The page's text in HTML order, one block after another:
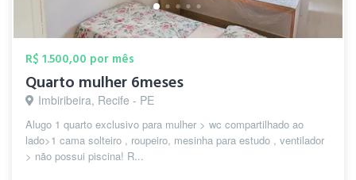
R$ 1.500,00 por mês
Quarto mulher 6meses
Imbiribeira, Recife - PE
Alugo 1 quarto exclusivo para mulher > wc compartilhado ao
lado>1 cama solteiro , roupeiro, mesinha para estudo , ventilador
> não possui piscina! R...